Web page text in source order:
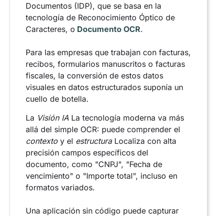
Documentos (IDP), que se basa en la
tecnología de Reconocimiento Óptico de
Caracteres, o Documento OCR.
Para las empresas que trabajan con facturas,
recibos, formularios manuscritos o facturas
fiscales, la conversión de estos datos
visuales en datos estructurados suponía un
cuello de botella.
La Visión IA La tecnología moderna va más
allá del simple OCR: puede comprender el
contexto y el estructuraLocaliza con alta
precisión campos específicos del
documento, como "CNPJ", "Fecha de
vencimiento" o "Importe total", incluso en
formatos variados.
Una aplicación sin código puede capturar